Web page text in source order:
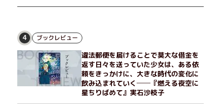
4 ブックレビュー
違法郵便を届けることで莫大な借金を
返す日々を送っていた少女は、ある依
頼をきっかけに、大きな時代の変化に
飲み込まれていく──『燃える夜空に
星ちりばめて』実石沙枝子